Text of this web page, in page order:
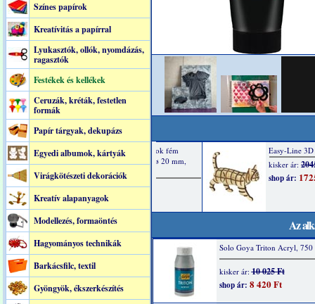
Színes papírok
Kreatívitás a papírral
Lyukasztók, ollók, nyomdázás,
ragasztók
Festékek és kellékek
Ceruzák, kréták, festetlen
formák
Papír tárgyak, dekupázs
Egyedi albumok, kártyák
Virágkötészeti dekorációk
Kreatív alapanyagok
Modellezés, formaöntés
Hagyományos technikák
Barkácsfilc, textil
Gyöngyök, ékszerkészítés
Az
Solo Goya Triton Acryl, 750
kisker ár:10 025 Ft
shop ár: 8 420 Ft